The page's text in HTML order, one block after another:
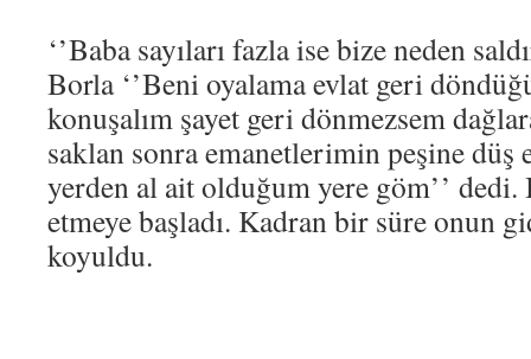
‘’Baba sayıları fazla ise bize neden
Borla ‘’Beni oyalama evlat geri
konuşalım şayet geri dönmezsem
saklan sonra emanetlerimin peşine düş
yerden al ait olduğum yere göm’’
etmeye başladı. Kadran bir süre onun
koyuldu.